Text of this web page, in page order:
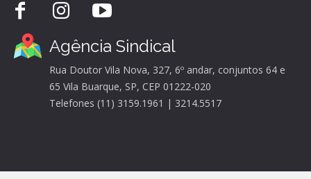
Agência Sindical
Rua Doutor Vila Nova, 327, 6º andar, conjuntos 64 e
65 Vila Buarque, SP, CEP 01222-020
Telefones (11) 3159.1961 | 3214.5517